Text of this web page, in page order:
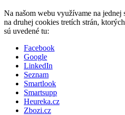
Na našom webu využívame na jednej
na druhej cookies tretích strán,
sú uvedené tu:
Facebook
Google
LinkedIn
Seznam
Smartlook
Smartsupp
Heureka.cz
Zbozi.cz